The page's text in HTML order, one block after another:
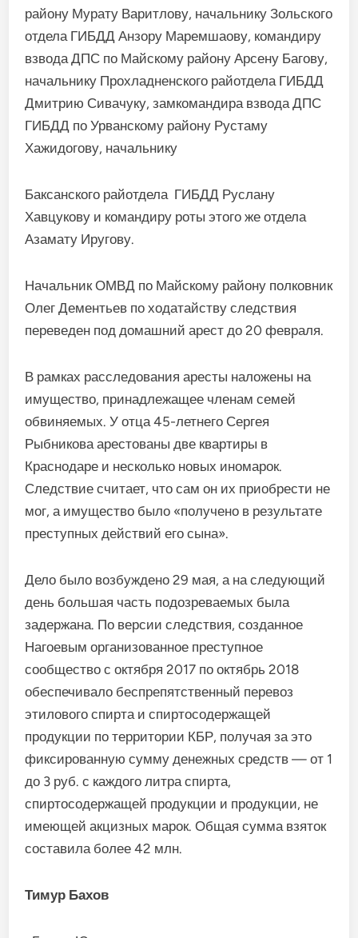
району Мурату Варитлову, начальнику Зольского
отдела ГИБДД Анзору Маремшаову, коман­диру
взвода ДПС по Майскому району Арсену Багову,
на­чальнику Прохладненского райотдела ГИБДД
Дмитрию Сивачуку, замкомандира взвода ДПС
ГИБДД по Урванскому району Рустаму
Хажидогову, начальнику
Баксанского рай­отдела ГИБДД Руслану
Хавцукову и командиру роты этого же отдела
Азамату Иругову.
Начальник ОМВД по Майскому району полковник
Олег Дементьев по ходатайству следствия
переведен под домашний арест до 20 февра­ля.
В рамках расследования аресты наложены на
имуще­ство, принадлежащее чле­нам семей
обвиняемых. У отца 45-летнего Сергея
Рыбникова арестованы две квартиры в
Краснодаре и несколько но­вых иномарок.
Следствие счи­тает, что сам он их приобрести не
мог, а имущество было «по­лучено в результате
преступ­ных действий его сына».
Дело было возбуждено 29 мая, а на следующий
день большая часть подозреваемых была
задержана. По версии следствия, созданное
Нагоевым организованное преступ­ное
сообщество с октября 2017 по октябрь 2018
обеспечива­ло беспрепятственный пере­воз
этилового спирта и спиртосодержащей
продукции по территории КБР, получая за это
фиксированную сум­му денежных средств — от 1
до 3 руб. с каждого литра спирта,
спиртосодержащей про­дукции и продукции, не
име­ющей акцизных марок. Общая сумма взяток
составила более 42 млн.
Тимур Бахов